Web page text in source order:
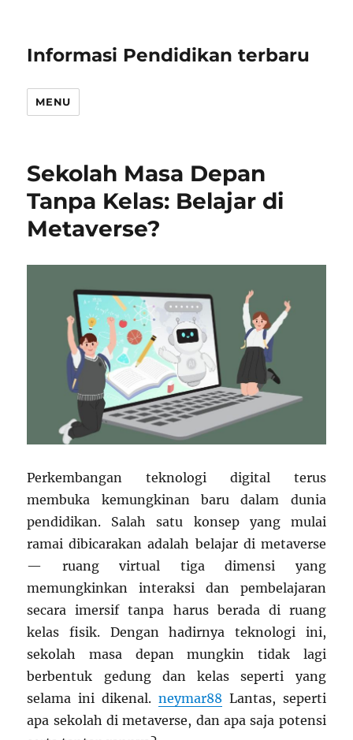
Informasi Pendidikan terbaru
MENU
Sekolah Masa Depan
Tanpa Kelas: Belajar di
Metaverse?
Perkembangan teknologi digital terus
membuka kemungkinan baru dalam dunia
pendidikan. Salah satu konsep yang mulai
ramai dibicarakan adalah belajar di metaverse
— ruang virtual tiga dimensi yang
memungkinkan interaksi dan pembelajaran
secara imersif tanpa harus berada di ruang
kelas fisik. Dengan hadirnya teknologi ini,
sekolah masa depan mungkin tidak lagi
berbentuk gedung dan kelas seperti yang
selama ini dikenal. neymar88 Lantas, seperti
apa sekolah di metaverse, dan apa saja potensi